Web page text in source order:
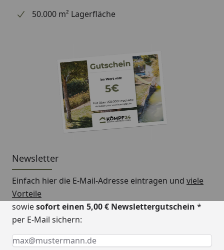
50.000 m² Lagerfläche
Newsletter
Einfach hier die E-Mail-Adresse eintragen und viele
Vorteile
sowiesofort einen 5,00 € Newslettergutschein *
per E-Mail sichern:
Keine Eingabe erforderlich
Eingabe erforderlich
E-Mail *